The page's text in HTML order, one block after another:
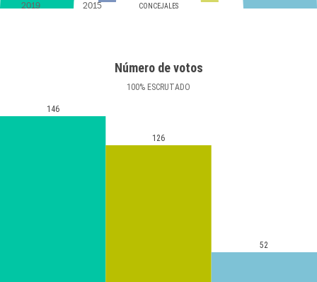
CONCEJALES
2019 2015
Número de votos
100% ESCRUTADO
146
126
52